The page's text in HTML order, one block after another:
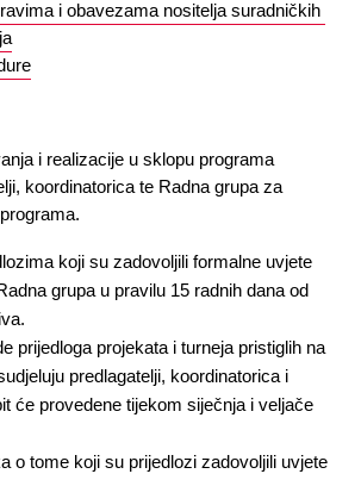
i obavezama nositelja suradničkih
i realizacije u sklopu programa
koordinatorica te Radna grupa za
koji su zadovoljili formalne uvjete
grupa u pravilu 15 radnih dana od
prijedloga projekata i turneja pristiglih na
predlagatelji, koordinatorica i
će provedene tijekom siječnja i veljače
o tome koji su prijedlozi zadovoljili uvjete